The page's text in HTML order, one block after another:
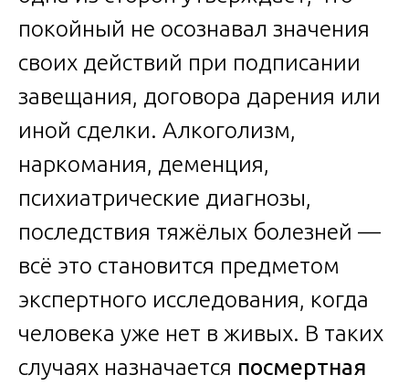
покойный не осознавал значения
своих действий при подписании
завещания, договора дарения или
иной сделки. Алкоголизм,
наркомания, деменция,
психиатрические диагнозы,
последствия тяжёлых болезней —
всё это становится предметом
экспертного исследования, когда
человека уже нет в живых. В таких
случаях назначается посмертная